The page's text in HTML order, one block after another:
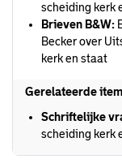
scheiding kerk
Brieven B&W:
Becker over
kerk en staat
Gerelateerde
Schriftelijke
scheiding kerk